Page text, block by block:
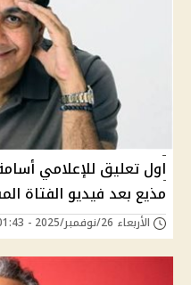
اول تعليق للإعلامي
مذيع بعد فيديو الفتاة
الأربعاء 26/نوفمبر/2025 - 01:43 م